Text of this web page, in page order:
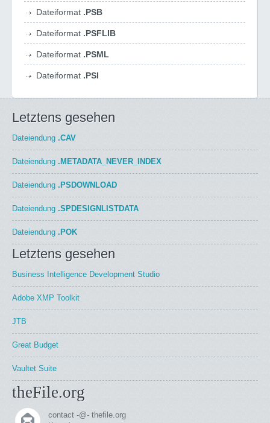
Dateiformat .PSB
Dateiformat .PSFLIB
Dateiformat .PSML
Dateiformat .PSI
Letztens gesehen
Dateiendung .CAV
Dateiendung .METADATA_NEVER_INDEX
Dateiendung .PSDOWNLOAD
Dateiendung .SPDESIGNLISTDATA
Dateiendung .POK
Letztens gesehen
Business Intelligence Development Studio
Adobe XMP Toolkit
JTB
Great Budget
Vaultet Suite
theFile.org
contact -@- thefile.org